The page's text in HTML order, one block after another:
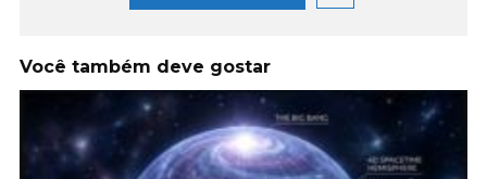
Você também deve gostar